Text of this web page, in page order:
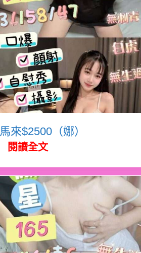
馬來$2500（娜）
閱讀全文